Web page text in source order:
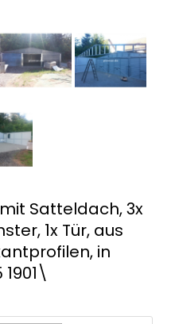
Satteldach, 3x
1x Tür, aus
in
1901\